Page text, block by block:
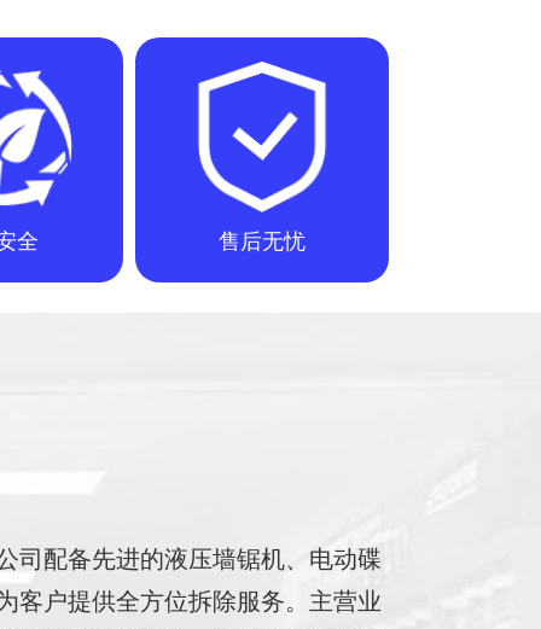
全 售后无忧
司配备先进的液压墙锯机、电动碟
客户提供全方位拆除服务。主营业